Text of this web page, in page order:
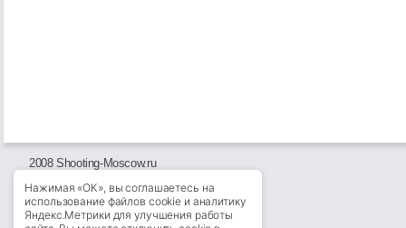
2008 Shooting-Moscow.ru
Нажимая «ОК», вы соглашаетесь на
использование файлов cookie и аналитику
Яндекс.Метрики для улучшения работы